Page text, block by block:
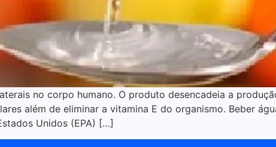
no corpo humano. O produto desencadeia a
além de eliminar a vitamina E do organismo. Beber
Unidos (EPA) […]